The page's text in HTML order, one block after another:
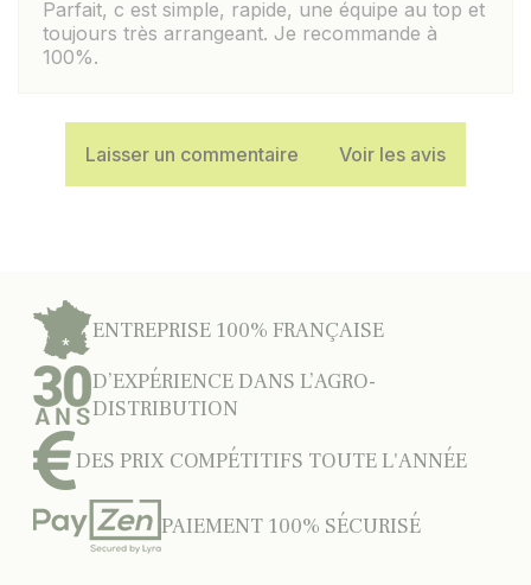
Parfait, c est simple, rapide, une équipe au top et
toujours très arrangeant. Je recommande à
100%.
Laisser un commentaire Voir les avis
ENTREPRISE 100% FRANÇAISE
D’EXPÉRIENCE DANS L’AGRO-
DISTRIBUTION
DES PRIX COMPÉTITIFS TOUTE L'ANNÉE
PAIEMENT 100% SÉCURISÉ